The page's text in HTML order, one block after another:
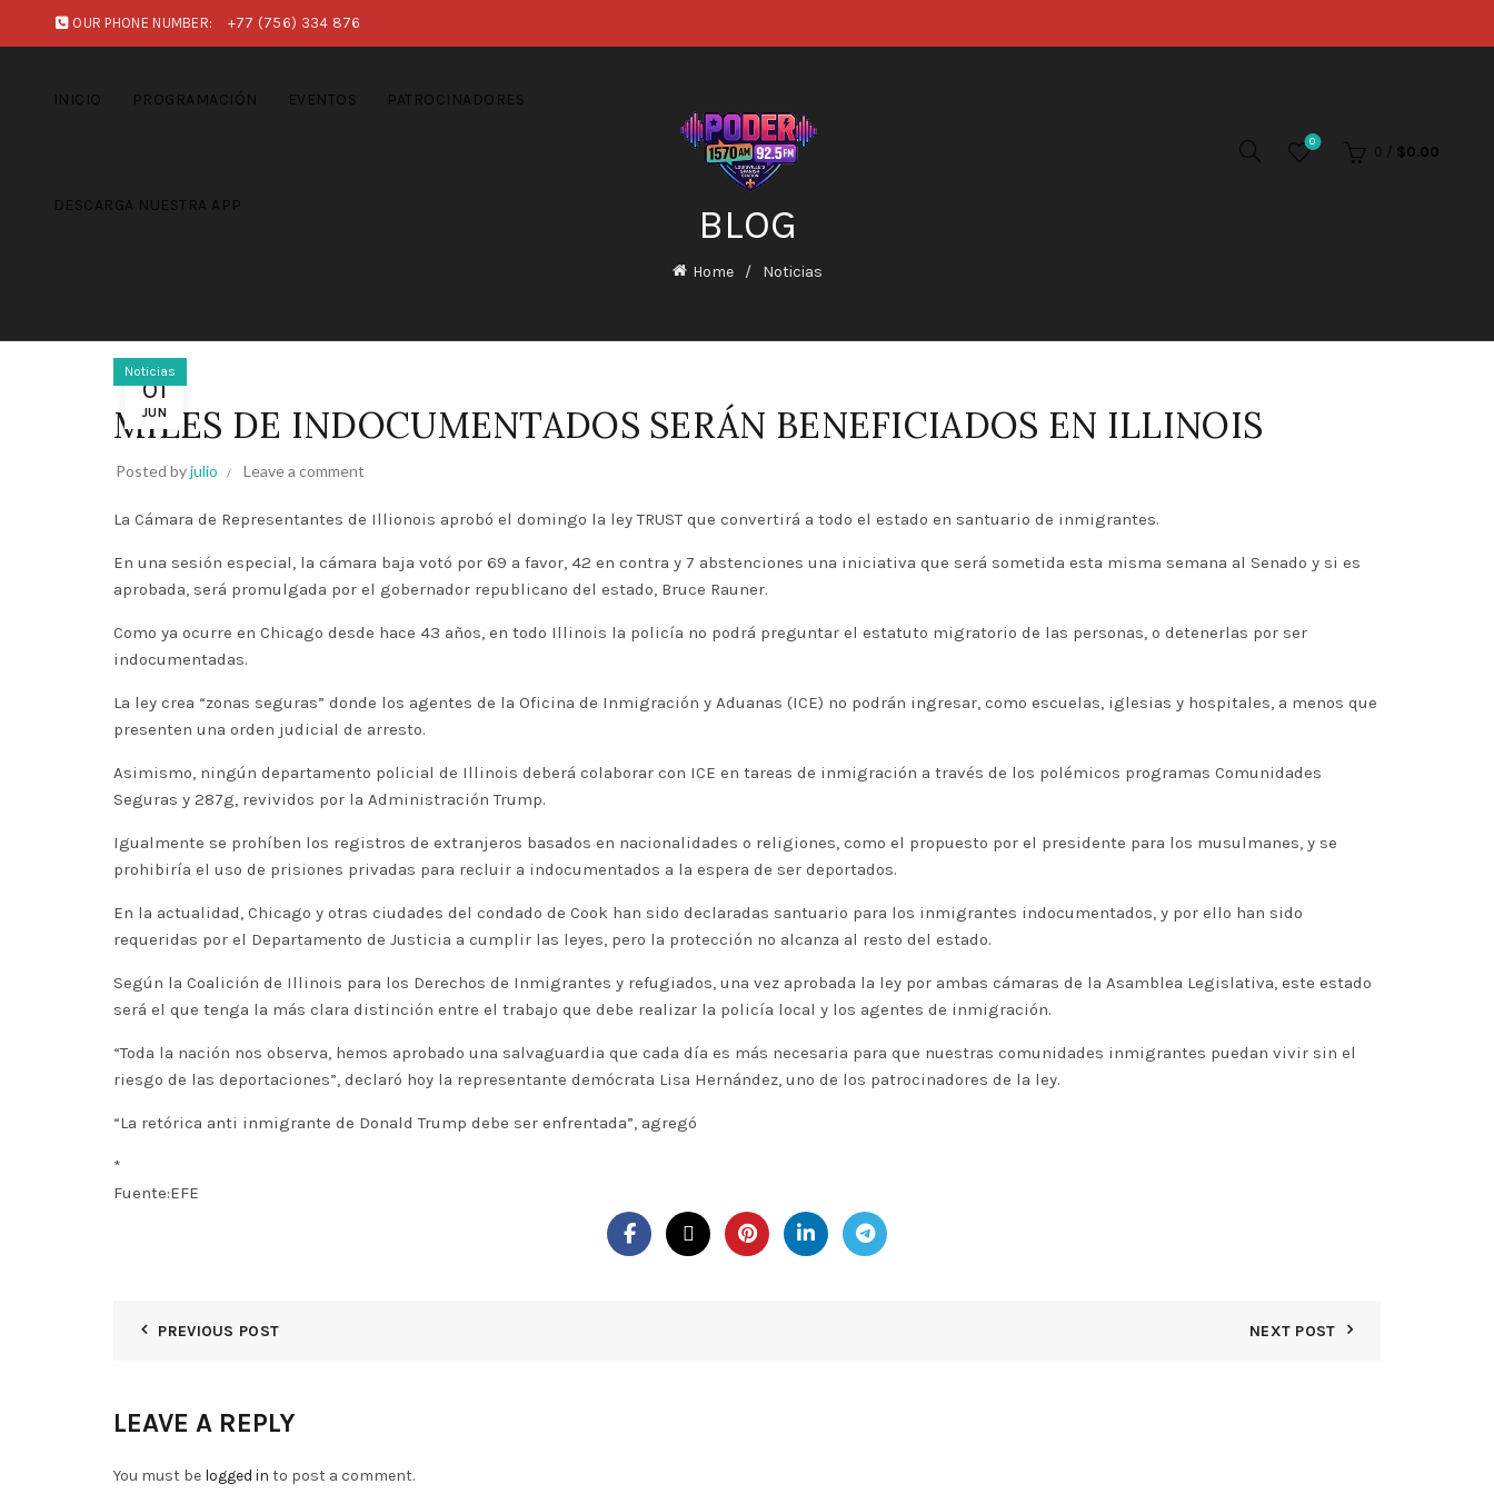
OUR PHONE NUMBER: +77 (756) 334 876
INICIO PROGRAMACIÓN EVENTOS PATROCINADORES
DESCARGA NUESTRA APP
0
0 / $0.00
BLOG
Home Noticias
01
JUN
Noticias
MILES DE INDOCUMENTADOS SERÁN BENEFICIADOS EN ILLINOIS
Posted byjulio Leave a comment
La Cámara de Representantes de Illionois aprobó el domingo la ley TRUST que convertirá a todo el estado en santuario de inmigrantes.
En una sesión especial, la cámara baja votó por 69 a favor, 42 en contra y 7 abstenciones una iniciativa que será sometida esta misma semana al Senado y si es
aprobada, será promulgada por el gobernador republicano del estado, Bruce Rauner.
Como ya ocurre en Chicago desde hace 43 años, en todo Illinois la policía no podrá preguntar el estatuto migratorio de las personas, o detenerlas por ser
indocumentadas.
La ley crea “zonas seguras” donde los agentes de la Oficina de Inmigración y Aduanas (ICE) no podrán ingresar, como escuelas, iglesias y hospitales, a menos que
presenten una orden judicial de arresto.
Asimismo, ningún departamento policial de Illinois deberá colaborar con ICE en tareas de inmigración a través de los polémicos programas Comunidades
Seguras y 287g, revividos por la Administración Trump.
Igualmente se prohíben los registros de extranjeros basados en nacionalidades o religiones, como el propuesto por el presidente para los musulmanes, y se
prohibiría el uso de prisiones privadas para recluir a indocumentados a la espera de ser deportados.
En la actualidad, Chicago y otras ciudades del condado de Cook han sido declaradas santuario para los inmigrantes indocumentados, y por ello han sido
requeridas por el Departamento de Justicia a cumplir las leyes, pero la protección no alcanza al resto del estado.
Según la Coalición de Illinois para los Derechos de Inmigrantes y refugiados, una vez aprobada la ley por ambas cámaras de la Asamblea Legislativa, este estado
será el que tenga la más clara distinción entre el trabajo que debe realizar la policía local y los agentes de inmigración.
“Toda la nación nos observa, hemos aprobado una salvaguardia que cada día es más necesaria para que nuestras comunidades inmigrantes puedan vivir sin el
riesgo de las deportaciones”, declaró hoy la representante demócrata Lisa Hernández, uno de los patrocinadores de la ley.
“La retórica anti inmigrante de Donald Trump debe ser enfrentada”, agregó
*
Fuente:EFE
PREVIOUS POST NEXT POST
LEAVE A REPLY
You must be logged in to post a comment.